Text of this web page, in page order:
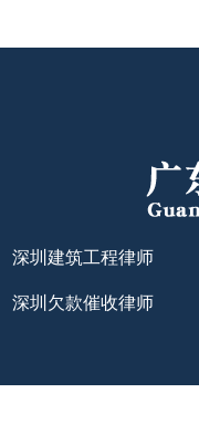
深圳建筑工程律师
深圳欠款催收律师